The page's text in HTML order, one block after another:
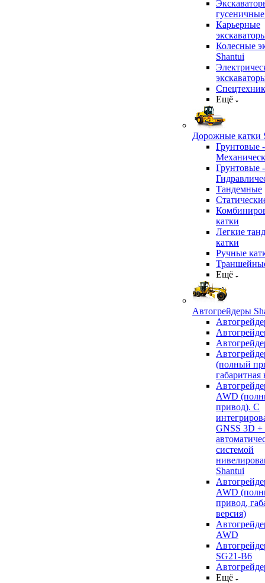
Карьерные
Колесные
Shantui
Ещё
Дорожные катки
Грунтовые -
Грунтовые -
Тандемные
катки
Легкие
катки
Ручные
Ещё
Автогрейдеры
(полный
габаритная
AWD
привод). С
GNSS 3D +
системой
Shantui
AWD
привод,
версия)
AWD
SG21-B6
Ещё